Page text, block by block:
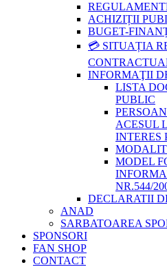
ACHIZIȚII
BUGET-
💳 SITUAȚIA
INFORMAŢII
LISTA
PUBLIC
ACESUL
INTERES
MODEL
NR.544/
DECLARATII
ANAD
SARBATOAREA
SPONSORI
FAN SHOP
CONTACT